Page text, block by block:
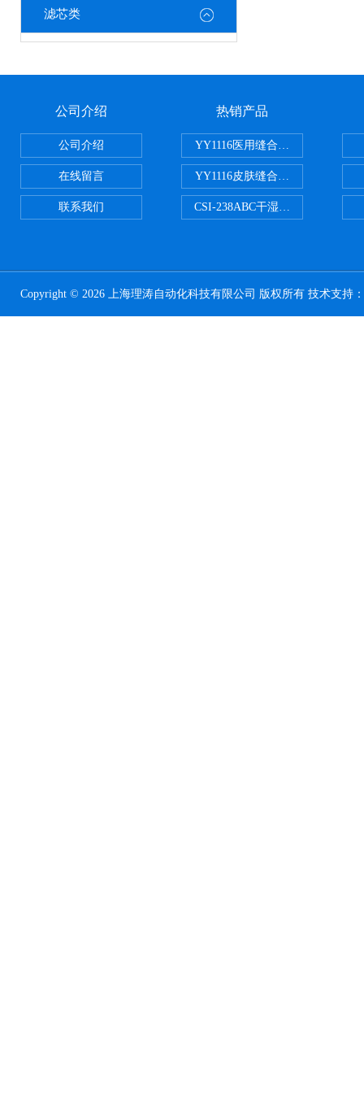
滤芯类
公司介绍
公司介绍
在线留言
联系我们
热销产品
YY1116医用缝合线线径试验仪
YY1116皮肤缝合线线径测量仪
CSI-238ABC干湿电动摩擦色牢度
Copyright © 2026 上海理涛自动化科技有限公司 版权所有 技术支持：